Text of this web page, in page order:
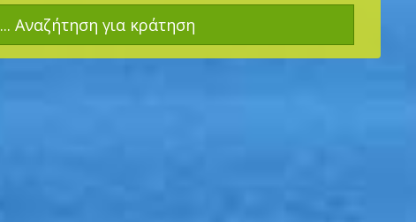
... Αναζήτηση για κράτηση